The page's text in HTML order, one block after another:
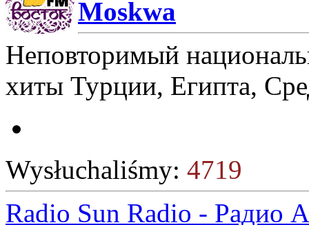
Moskwa
Неповторимый
хиты Турции, Египта,
Wysłuchaliśmy: 4719
Radio Sun Radio - Радио